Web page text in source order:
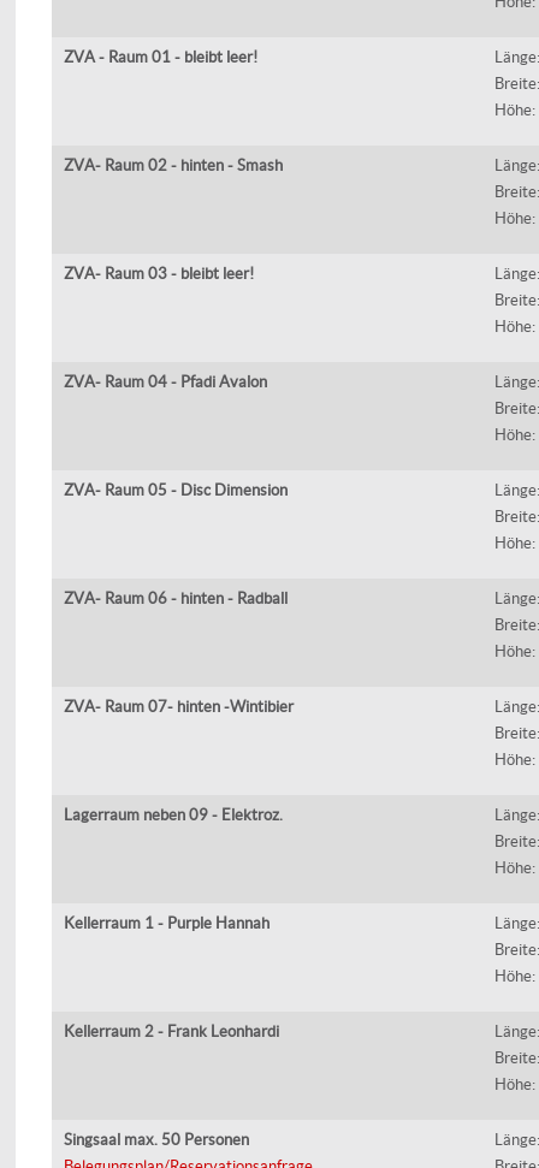
ZVA - Raum 01 - bleibt leer!
ZVA- Raum 02 - hinten - Smash
ZVA- Raum 03 - bleibt leer!
ZVA- Raum 04 - Pfadi Avalon
ZVA- Raum 05 - Disc Dimension
ZVA- Raum 06 - hinten - Radball
ZVA- Raum 07- hinten -Wintibier
Lagerraum neben 09 - Elektroz.
Kellerraum 1 - Purple Hannah
Kellerraum 2 - Frank Leonhardi
Singsaal max. 50 Personen